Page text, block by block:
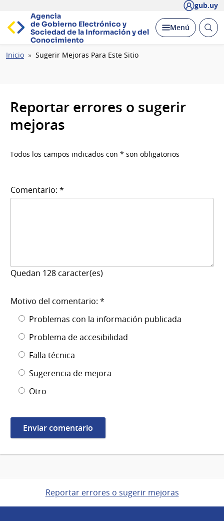
gub.uy
Agencia
de Gobierno Electrónico y
Sociedad de la Información y del
Conocimiento
Desplegar
Menú Abrir
Ruta
Inicio Sugerir Mejoras Para Este Sitio
Reportar errores o sugerir
mejoras
Todos los campos indicados con * son obligatorios
Comentario: *
Quedan 128 caracter(es)
Motivo del comentario: *
Problemas con la información publicada
Problema de accesibilidad
Falla técnica
Sugerencia de mejora
Otro
Reportar errores o sugerir mejoras